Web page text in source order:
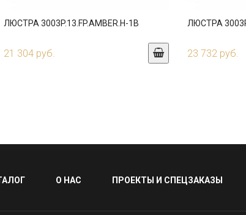
ЛЮСТРА 3003P.13.FP.AMBER.H-1B
21 304 руб.
ЛЮСТРА
23 732 руб.
О НАС ПРОЕКТЫ И СПЕЦЗАКАЗЫ